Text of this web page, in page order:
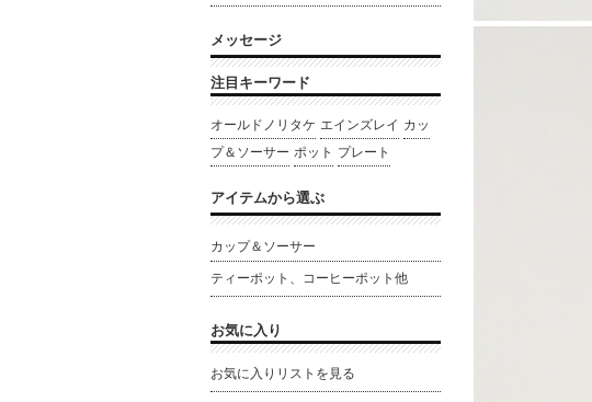
メッセージ
注目キーワード
オールドノリタケ エインズレイ カッ
プ＆ソーサー ポット プレート
アイテムから選ぶ
カップ＆ソーサー
ティーポット、コーヒーポット他
お気に入り
お気に入りリストを見る